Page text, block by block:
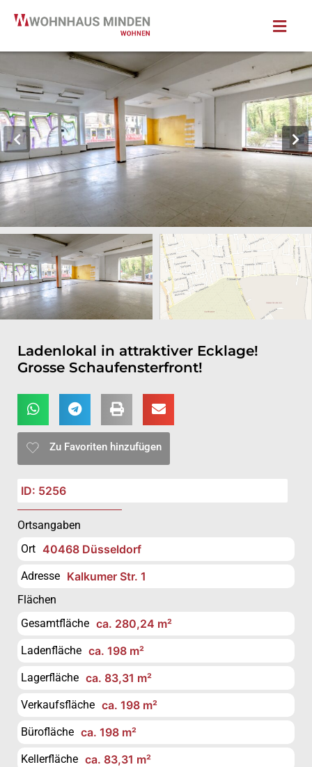
Ladenlokal in attraktiver Ecklage!
Grosse Schaufensterfront!
Zu Favoriten hinzufügen
ID: 5256
Ortsangaben
Ort 40468 Düsseldorf
Adresse Kalkumer Str. 1
Flächen
Gesamtfläche ca. 280,24 m²
Ladenfläche ca. 198 m²
Lagerfläche ca. 83,31 m²
Verkaufsfläche ca. 198 m²
Bürofläche ca. 198 m²
Kellerfläche ca. 83,31 m²